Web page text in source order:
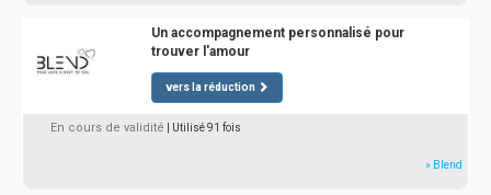
Un accompagnement personnalisé pour
trouver l'amour
vers la réduction
En cours de validité | Utilisé 91 fois
» Blend